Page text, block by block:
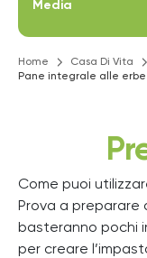
Media
Home Casa Di Vita
Pane integrale alle
Come puoi
Prova a preparare
basteranno pochi
per creare